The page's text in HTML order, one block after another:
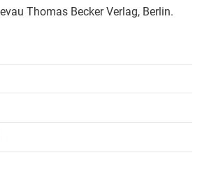
Thomas Becker Verlag, Berlin.